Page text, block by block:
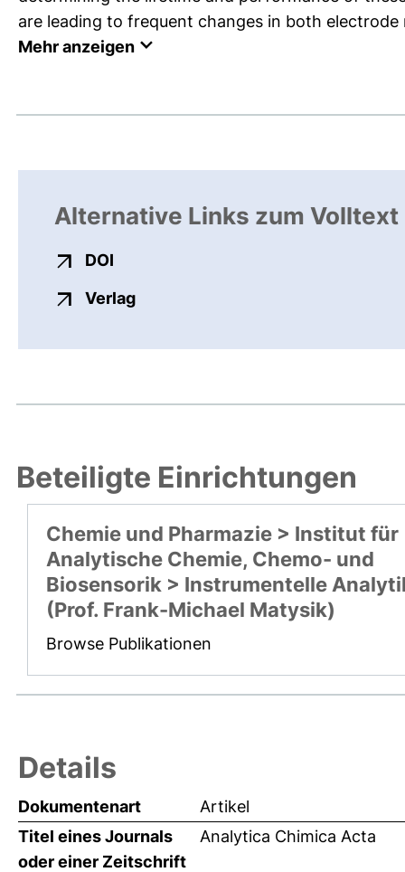
are leading to frequent changes in both
Mehr anzeigen
Alternative Links zum Volltext
DOI
Verlagexterner Link, öffnet neues
Beteiligte Einrichtungen
Chemie und Pharmazie > Institut für
Analytische Chemie, Chemo- und
Biosensorik > Instrumentelle
(Prof. Frank-Michael Matysik)
Browse Publikationen
Details
Dokumentenart
Artikel
Titel eines Journals
oder einer Zeitschrift
Analytica Chimica Acta